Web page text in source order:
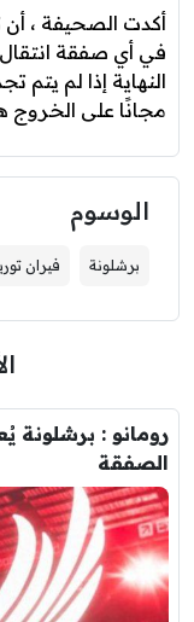
أكدت الصحيفة ،
في أي صفقة
النهاية إذا لم يتم
مجانًا على الخروج
الوسوم
برشلونة فيران
رومانو : برشلونة
الصفقة